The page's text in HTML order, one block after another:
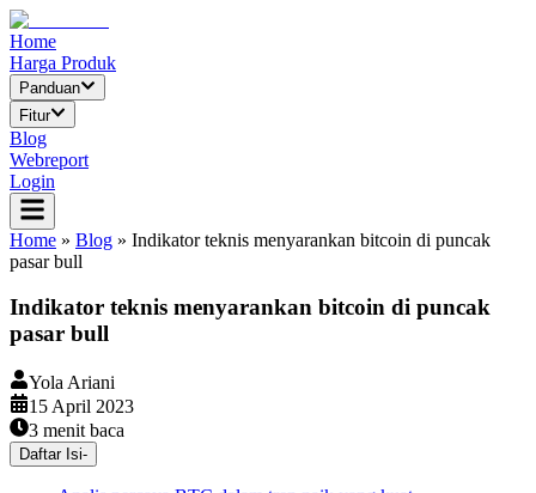
Home
Harga Produk
Panduan
Fitur
Blog
Webreport
Login
Home » Blog » Indikator teknis menyarankan bitcoin di puncak
pasar bull
Indikator teknis menyarankan bitcoin di puncak
pasar bull
Yola Ariani
15 April 2023
3 menit baca
Daftar Isi-